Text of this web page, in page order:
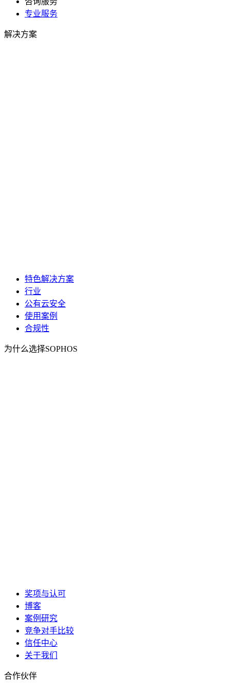
专业服务
解决方案
特色解决方案
行业
公有云安全
使用案例
合规性
为什么选择SOPHOS
奖项与认可
博客
案例研究
竞争对手比较
信任中心
关于我们
合作伙伴